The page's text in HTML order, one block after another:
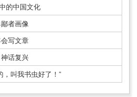
的中国文化
者画像
写文章
话复兴
，叫我书虫好了！”